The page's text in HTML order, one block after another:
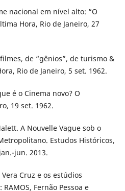
nacional em nível alto: “O
Hora, Rio de Janeiro, 27
de “gênios”, de turismo &
Rio de Janeiro, 5 set. 1962.
é o Cinema novo? O
19 set. 1962.
A Nouvelle Vague sob o
Estudos Históricos,
jun. 2013.
Cruz e os estúdios
Fernão Pessoa e